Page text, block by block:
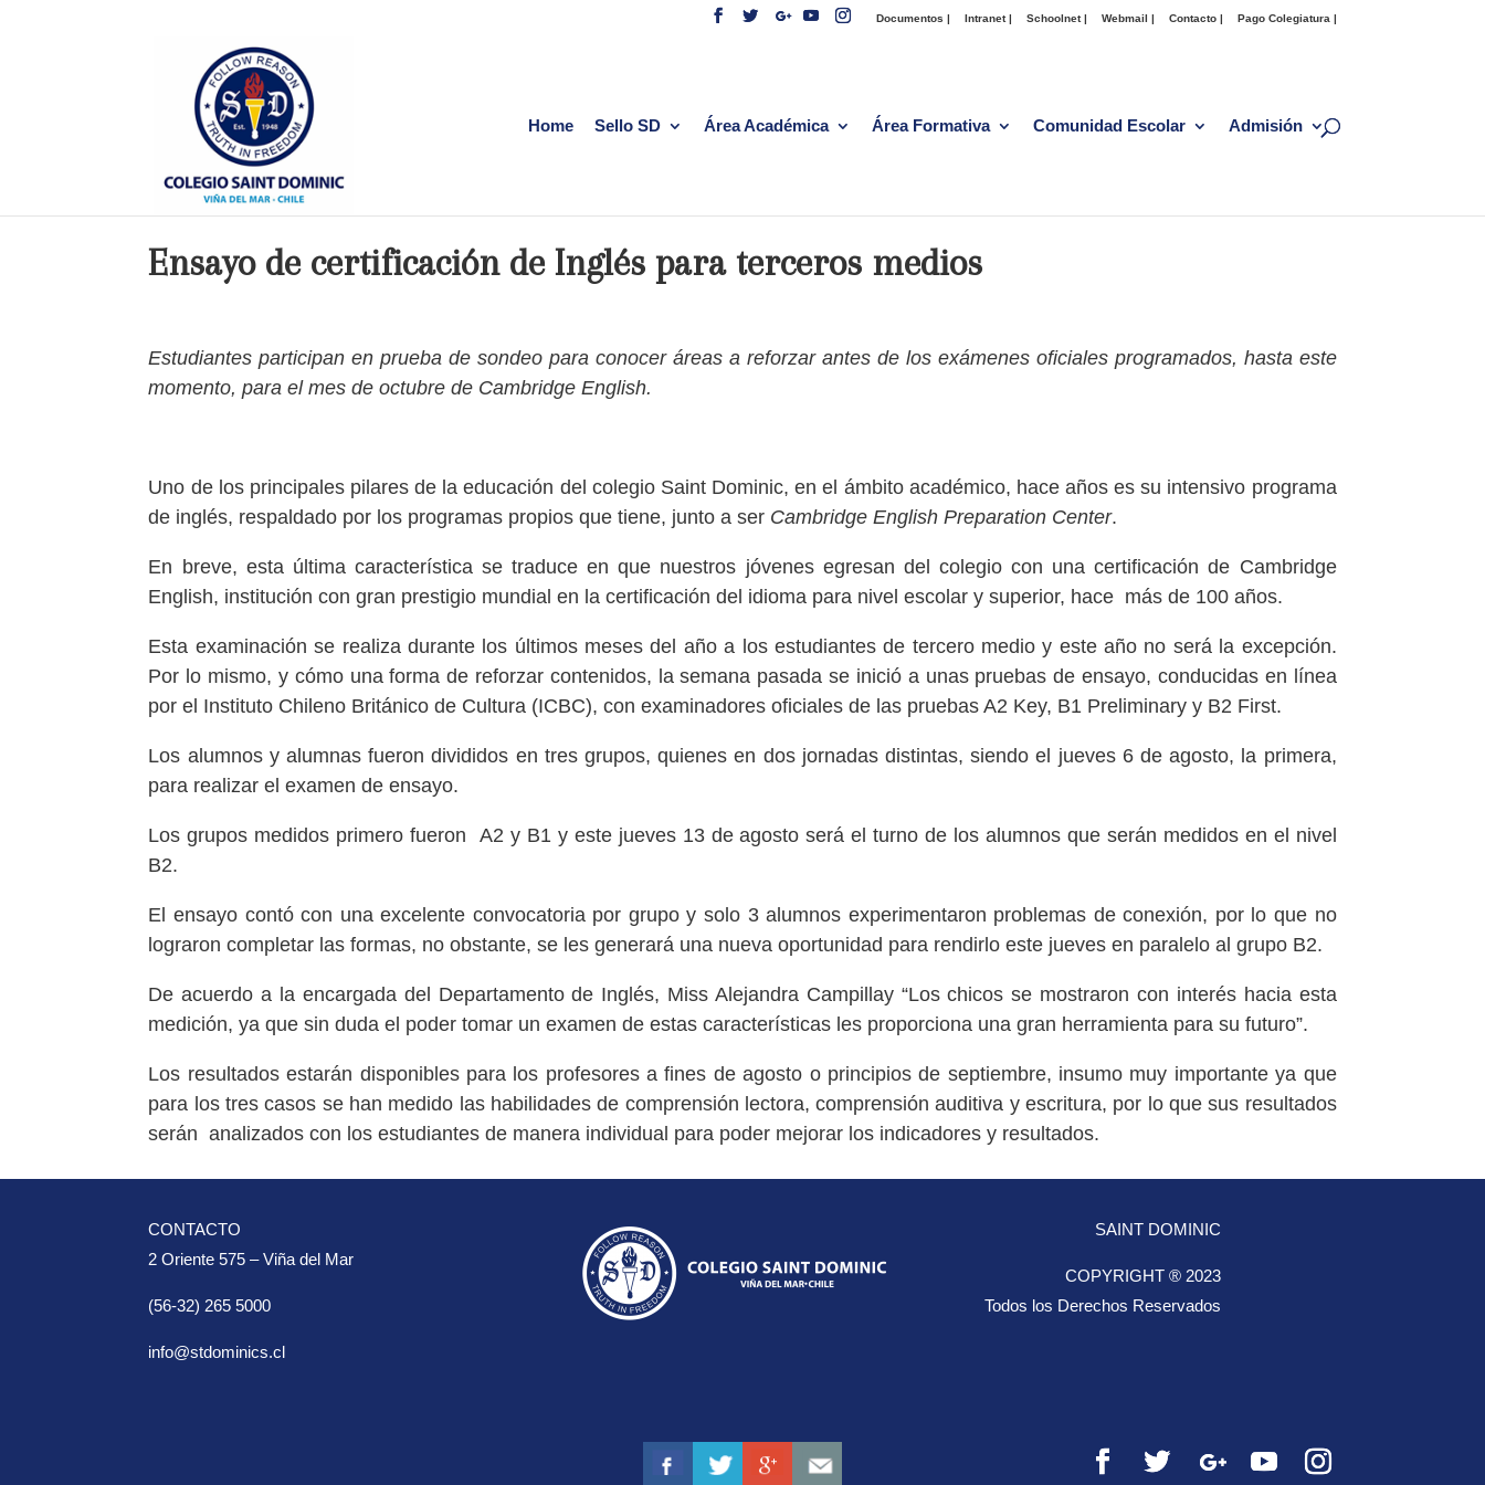
Documentos | Intranet | Schoolnet | Webmail | Contacto | Pago Colegiatura |
Home Sello SD Área Académica Área Formativa Comunidad Escolar Admisión
Ensayo de certificación de Inglés para terceros medios
Estudiantes participan en prueba de sondeo para conocer áreas a reforzar antes de los exámenes oficiales programados, hasta este
momento, para el mes de octubre de Cambridge English.
Uno de los principales pilares de la educación del colegio Saint Dominic, en el ámbito académico, hace años es su intensivo programa
de inglés, respaldado por los programas propios que tiene, junto a ser Cambridge English Preparation Center.
En breve, esta última característica se traduce en que nuestros jóvenes egresan del colegio con una certificación de Cambridge
English, institución con gran prestigio mundial en la certificación del idioma para nivel escolar y superior, hace más de 100 años.
Esta examinación se realiza durante los últimos meses del año a los estudiantes de tercero medio y este año no será la excepción.
Por lo mismo, y cómo una forma de reforzar contenidos, la semana pasada se inició a unas pruebas de ensayo, conducidas en línea
por el Instituto Chileno Británico de Cultura (ICBC), con examinadores oficiales de las pruebas A2 Key, B1 Preliminary y B2 First.
Los alumnos y alumnas fueron divididos en tres grupos, quienes en dos jornadas distintas, siendo el jueves 6 de agosto, la primera,
para realizar el examen de ensayo.
Los grupos medidos primero fueron A2 y B1 y este jueves 13 de agosto será el turno de los alumnos que serán medidos en el nivel
B2.
El ensayo contó con una excelente convocatoria por grupo y solo 3 alumnos experimentaron problemas de conexión, por lo que no
lograron completar las formas, no obstante, se les generará una nueva oportunidad para rendirlo este jueves en paralelo al grupo B2.
De acuerdo a la encargada del Departamento de Inglés, Miss Alejandra Campillay “Los chicos se mostraron con interés hacia esta
medición, ya que sin duda el poder tomar un examen de estas características les proporciona una gran herramienta para su futuro”.
Los resultados estarán disponibles para los profesores a fines de agosto o principios de septiembre, insumo muy importante ya que
para los tres casos se han medido las habilidades de comprensión lectora, comprensión auditiva y escritura, por lo que sus resultados
serán analizados con los estudiantes de manera individual para poder mejorar los indicadores y resultados.
CONTACTO
2 Oriente 575 – Viña del Mar
(56-32) 265 5000
info@stdominics.cl
SAINT DOMINIC
COPYRIGHT ® 2023
Todos los Derechos Reservados